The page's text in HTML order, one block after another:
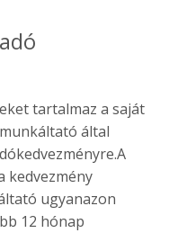
tartalmaz a saját
által
kedvezmény
ugyanazon
12 hónap